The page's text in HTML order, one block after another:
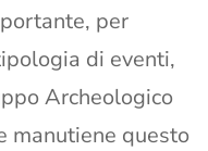
per
di eventi,
Archeologico
manutiene questo